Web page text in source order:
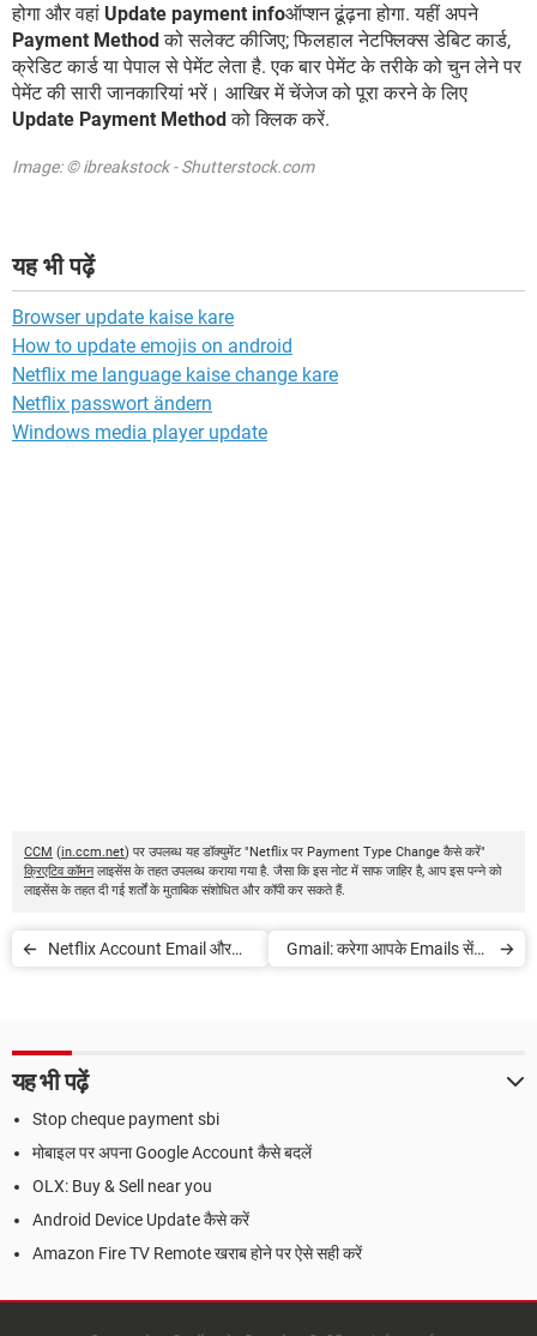
होगा और वहां Update payment infoऑप्शन ढूंढ़ना होगा. यहीं अपने
Payment Methodको सलेक्ट कीजिए; फिलहाल नेटफ्लिक्स डेबिट कार्ड,
क्रेडिट कार्ड या पेपाल से पेमेंट लेता है. एक बार पेमेंट के तरीके को चुन लेने पर
पेमेंट की सारी जानकारियां भरें। आखिर में चेंजेज को पूरा करने के लिए
Update Payment Methodको क्लिक करें.
Image: © ibreakstock - Shutterstock.com
यह भी पढ़ें
Browser update kaise kare
How to update emojis on android
Netflix me language kaise change kare
Netflix passwort ändern
Windows media player update
CCM (in.ccm.net) पर उपलब्ध यह डॉक्युमेंट "Netflix पर Payment Type Change कैसे करें"
क्रिएटिव कॉमनलाइसेंस के तहत उपलब्ध कराया गया है. जैसा कि इस नोट में साफ जाहिर है, आप इस पन्ने को
लाइसेंस के तहत दी गई शर्तों के मुताबिक संशोधित और कॉपी कर सकते हैं.
Netflix Account Email और
Gmail: करेगा आपके Emails सेंड-
यह भी पढ़ें
Stop cheque payment sbi
मोबाइल पर अपना Google Account कैसे बदलें
OLX: Buy & Sell near you
Android Device Update कैसे करें
Amazon Fire TV Remote खराब होने पर ऐसे सही करें